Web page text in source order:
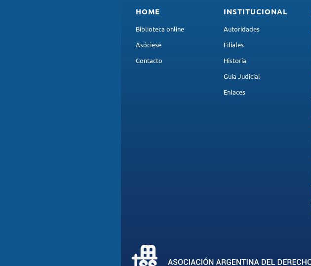
Agradecemos de antemano su colaboración.
HOME
Biblioteca online
Asóciese
Contacto
INSTITUCIONAL
Autoridades
Filiales
Historia
Guía Judicial
Enlaces